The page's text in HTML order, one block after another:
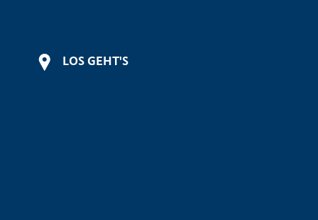
LOS GEHT'S